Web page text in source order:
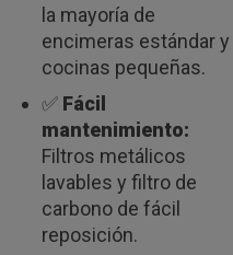
la mayoría de
encimeras estándar y
cocinas pequeñas.
✅ Fácil
mantenimiento:
Filtros metálicos
lavables y filtro de
carbono de fácil
reposición.